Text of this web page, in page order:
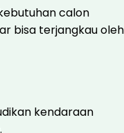
calon
bisa terjangkau oleh
kendaraan